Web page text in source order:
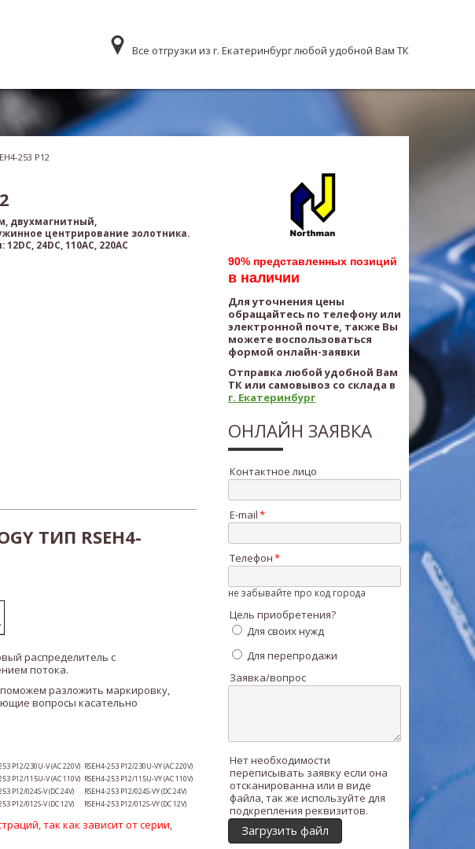
Все отгрузки из г. Екатеринбург любой удобной Вам ТК
253 P12
двухмагнитный,
центрирование золотника.
24DC, 110AC, 220AC
ТИП RSEH4-
распределитель с
потока.
разложить маркировку,
вопросы касательно
P12/230U-V (AC 220V)
P12/115U-V (AC 110V)
P12/024S-V (DC 24V)
P12/012S-V (DC 12V)
RSEH4-253 P12/230U-VY (AC 220V)
RSEH4-253 P12/115U-VY (AC 110V)
RSEH4-253 P12/024S-VY (DC 24V)
RSEH4-253 P12/012S-VY (DC 12V)
так как зависит от серии,
90% представленных позиций
в наличии
Для уточнения цены
обращайтесь по телефону или
электронной почте, также Вы
можете воспользоваться
формой онлайн-заявки
Отправка любой удобной Вам
ТК или самовывоз со склада в
г. Екатеринбург
ОНЛАЙН ЗАЯВКА
Контактное лицо
E-mail
Телефон
не забывайте про код города
Цель приобретения?
Для своих нужд
Для перепродажи
Заявка/вопрос
Нет необходимости
переписывать заявку если она
отсканированна или в виде
файла, так же используйте для
подкрепления реквизитов.
Загрузить файл